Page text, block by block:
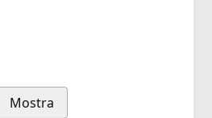
Mostra